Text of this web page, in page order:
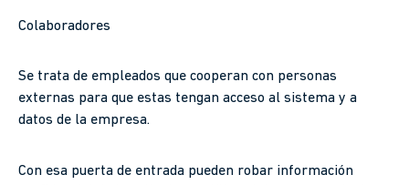
Colaboradores
Se trata de empleados que cooperan con personas
externas para que estas tengan acceso al sistema y a
datos de la empresa.
Con esa puerta de entrada pueden robar información